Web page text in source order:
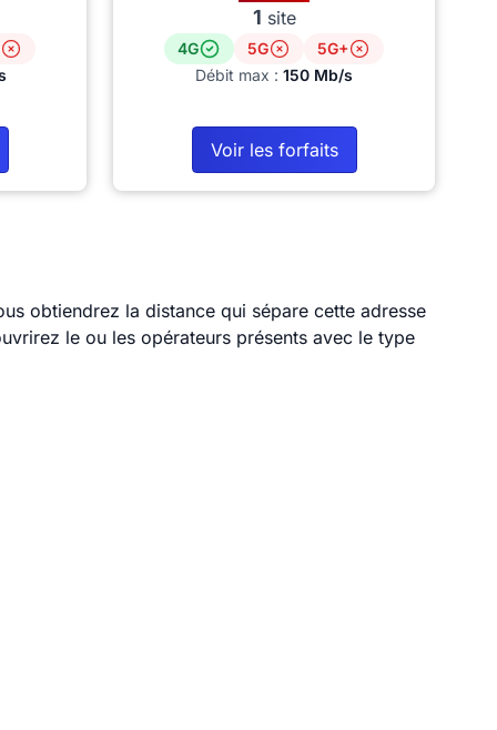
1 site
4G 5G
5G+
Débit max : 150 Mb/s
Voir les forfaits
obtiendrez la distance qui sépare cette adresse
le ou les opérateurs présents avec le type